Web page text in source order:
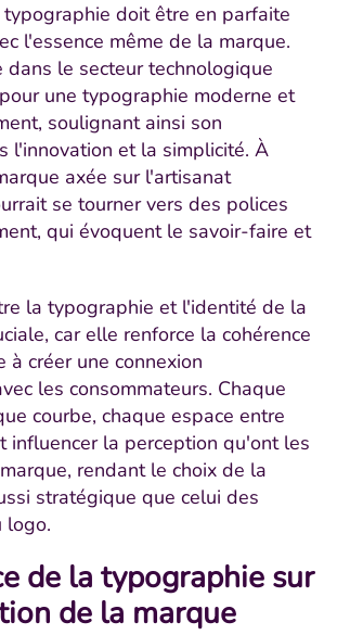
typographie doit être en parfaite
l'essence même de la marque.
dans le secteur technologique
une typographie moderne et
soulignant ainsi son
l'innovation et la simplicité. À
axée sur l'artisanat
se tourner vers des polices
qui évoquent le savoir-faire et
la typographie et l'identité de la
car elle renforce la cohérence
à créer une connexion
les consommateurs. Chaque
courbe, chaque espace entre
influencer la perception qu'ont les
rendant le choix de la
stratégique que celui des
logo.
de la typographie sur
de la marque